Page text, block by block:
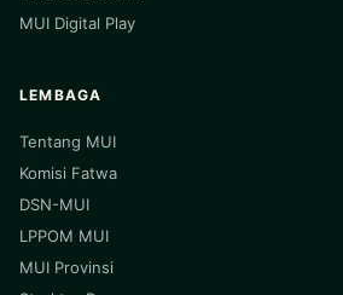
MUI Digital Play
LEMBAGA
Tentang MUI
Komisi Fatwa
DSN-MUI
LPPOM MUI
MUI Provinsi